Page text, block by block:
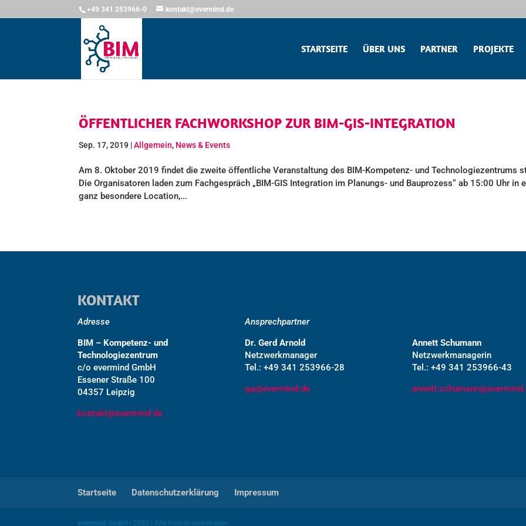
+49 341 253966-0 kontakt@evermind.de
STARTSEITE ÜBER UNS PARTNER PROJEKTE
ÖFFENTLICHER FACHWORKSHOP ZUR BIM-GIS-INTEGRATION
Sep. 17, 2019 |Allgemein, News & Events
Am 8. Oktober 2019 findet die zweite öffentliche Veranstaltung des BIM-Kompetenz- und Technologiezentrums
Die Organisatoren laden zum Fachgespräch „BIM-GIS Integration im Planungs- und Bauprozess“ ab 15:00 Uhr in
ganz besondere Location,...
KONTAKT
Adresse
BIM – Kompetenz- und
Technologiezentrum
c/o evermind GmbH
Essener Straße 100
04357 Leipzig
kontakt@evermind.de
Ansprechpartner
Dr. Gerd Arnold
Netzwerkmanager
Tel.: +49 341 253966-28
ga@evermind.de
Annett Schumann
Netzwerkmanagerin
Tel.: +49 341 253966-43
Startseite Datenschutzerklärung Impressum
evermind GmbH | 2020 | Alle Rechte vorbehalten.